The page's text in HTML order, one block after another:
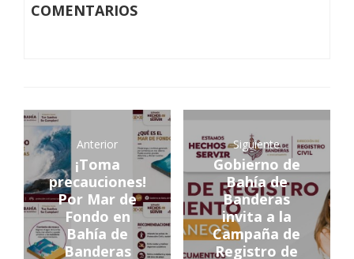
COMENTARIOS
Anterior
¡Toma
precauciones!
Por Mar de
Fondo en
Bahía de
Banderas
Siguiente
Gobierno de
Bahía de
Banderas
invita a la
Campaña de
Registro de